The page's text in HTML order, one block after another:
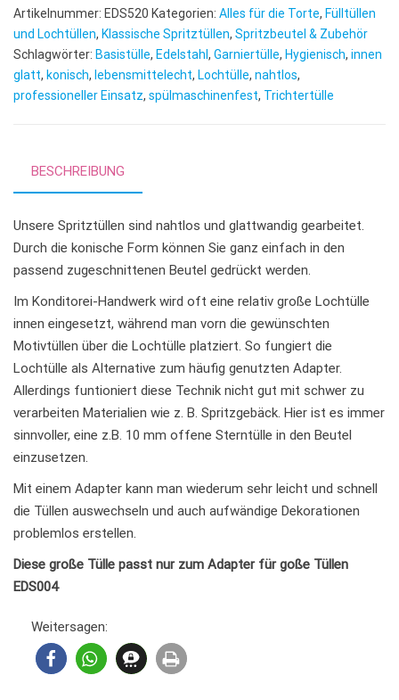
e
r
n
a
t
Artikelnummer: EDS520 Kategorien: Alles für die Torte, Fülltüllen
und Lochtüllen, Klassische Spritztüllen, Spritzbeutel & Zubehör
Schlagwörter: Basistülle, Edelstahl , Garniertülle, Hygienisch, innen
glatt, konisch, lebensmittelecht, Lochtülle, nahtlos,
professioneller Einsatz, spülmaschinenfest, Trichtertülle
BESCHREIBUNG
Unsere Spritztüllen sind nahtlos und glattwandig gearbeitet.
Durch die konische Form können Sie ganz einfach in den
passend zugeschnittenen Beutel gedrückt werden.
Im Konditorei-Handwerk wird oft eine relativ große Lochtülle
innen eingesetzt, während man vorn die gewünschten
Motivtüllen über die Lochtülle platziert. So fungiert die
Lochtülle als Alternative zum häufig genutzten Adapter.
Allerdings funtioniert diese Technik nicht gut mit schwer zu
verarbeiten Materialien wie z. B. Spritzgebäck. Hier ist es immer
sinnvoller, eine z.B. 10 mm offene Sterntülle in den Beutel
einzusetzen.
Mit einem Adapter kann man wiederum sehr leicht und schnell
die Tüllen auswechseln und auch aufwändige Dekorationen
problemlos erstellen.
Diese große Tülle passt nur zum Adapter für goße Tüllen
EDS004
Weitersagen: